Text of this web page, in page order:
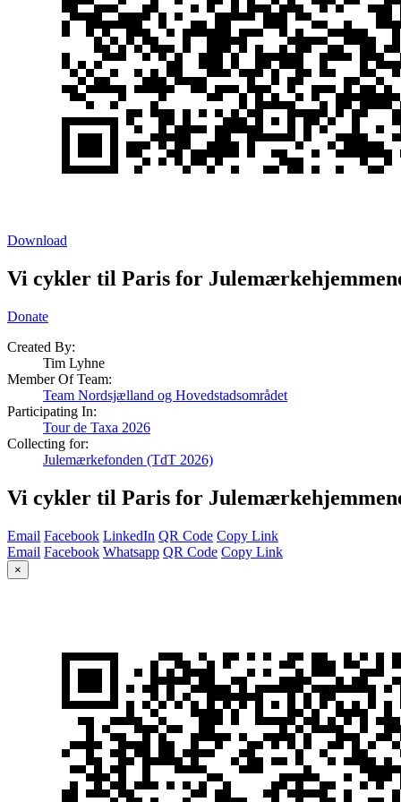
Download
Vi cykler til Paris for
Donate
Created By:
Tim Lyhne
Member Of Team:
Team Nordsjælland og Hovedstadsområdet
Participating In:
Tour de Taxa 2026
Collecting for:
Julemærkefonden (TdT 2026)
Vi cykler til Paris for
Email Facebook LinkedIn QR Code Copy Link
Email Facebook Whatsapp QR Code Copy Link
×